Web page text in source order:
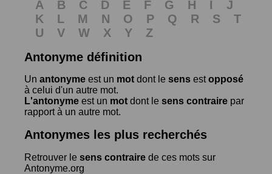
A B C D E F G H I
J
K
L M N O P Q R S
T
U
V W X Y
Z
Antonyme définition
Un antonyme est un mot dont le sens estopposé
à celui d'un autre mot.
L'antonyme est un mot dont le sens contraire par
rapport à un autre mot.
Antonymes les plus recherchés
Retrouver le sens contraire de ces mots sur
Antonyme.org